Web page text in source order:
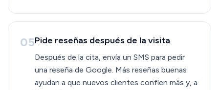
05Pide reseñas después de la visita
Después de la cita, envía un SMS para pedir
una reseña de Google. Más reseñas buenas
ayudan a que nuevos clientes confíen más y, a